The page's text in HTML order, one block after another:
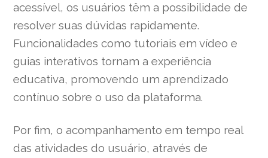
acessível, os usuários têm a possibilidade de
resolver suas dúvidas rapidamente.
Funcionalidades como tutoriais em vídeo e
guias interativos tornam a experiência
educativa, promovendo um aprendizado
contínuo sobre o uso da plataforma.
Por fim, o acompanhamento em tempo real
das atividades do usuário, através de